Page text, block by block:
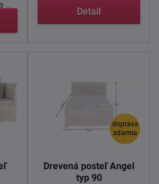
...
Detail
doprava
zdarma
Drevená posteľ Angel
typ 90